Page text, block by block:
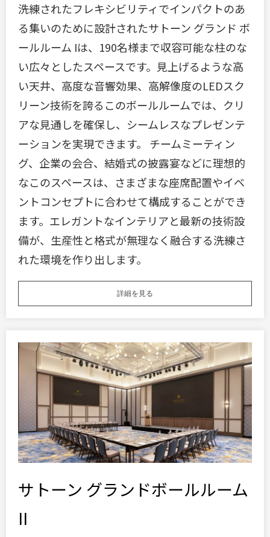
洗練されたフレキシビリティでインパクトのあ
る集いのために設計されたサトーン グランド ボ
ールルーム Iは、190名様まで収容可能な柱のな
い広々としたスペースです。見上げるような高
い天井、高度な音響効果、高解像度のLEDスク
リーン技術を誇るこのボールルームでは、クリ
アな見通しを確保し、シームレスなプレゼンテ
ーションを実現できます。 チームミーティン
グ、企業の会合、結婚式の披露宴などに理想的
なこのスペースは、さまざまな座席配置やイベ
ントコンセプトに合わせて構成することができ
ます。エレガントなインテリアと最新の技術設
備が、生産性と格式が無理なく融合する洗練さ
れた環境を作り出します。
詳細を見る
サトーン グランドボールルーム
II